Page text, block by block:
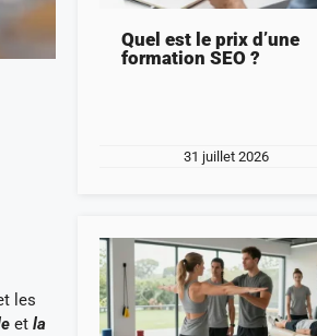
les
et la
Quel est le prix d’une
formation SEO ?
31 juillet 2026